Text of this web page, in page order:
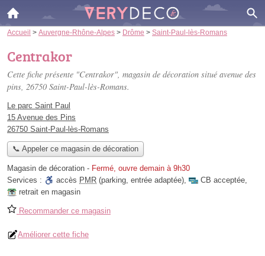
Accueil > Auvergne-Rhône-Alpes > Drôme > Saint-Paul-lès-Romans
Centrakor
Cette fiche présente "Centrakor", magasin de décoration situé avenue des
pins, 26750 Saint-Paul-lès-Romans.
Le parc Saint Paul
15 Avenue des Pins
26750 Saint-Paul-lès-Romans
📞 Appeler ce magasin de décoration
Magasin de décoration - Fermé, ouvre demain à 9h30
Services :
accès PMR (parking, entrée adaptée), CB acceptée,
retrait en magasin
Recommander ce magasin
Améliorer cette fiche